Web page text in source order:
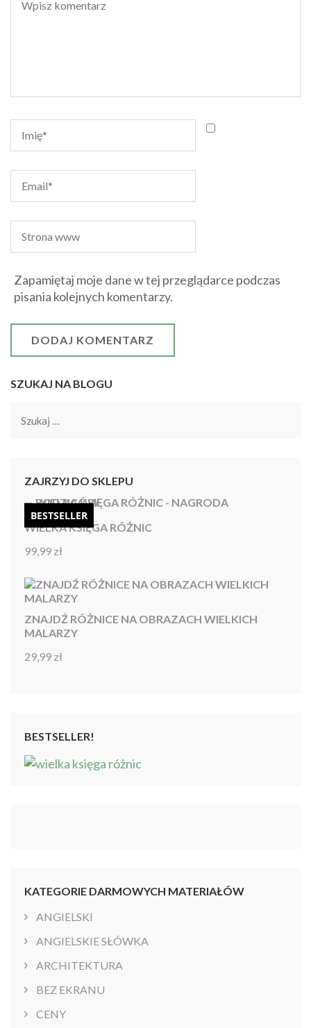
Zapamiętaj moje dane w tej przeglądarce podczas
pisania kolejnych komentarzy.
SZUKAJ NA BLOGU
Szukaj:
ZAJRZYJ DO SKLEPU
BESTSELLER
WIELKA KSIĘGA RÓŻNIC
Oceniono
99,99 zł
ZNAJDŹ RÓŻNICE NA OBRAZACH WIELKICH
MALARZY
Oceniono
29,99 zł
BESTSELLER!
KATEGORIE DARMOWYCH MATERIAŁÓW
ANGIELSKI
ANGIELSKIE SŁÓWKA
ARCHITEKTURA
BEZ EKRANU
CENY